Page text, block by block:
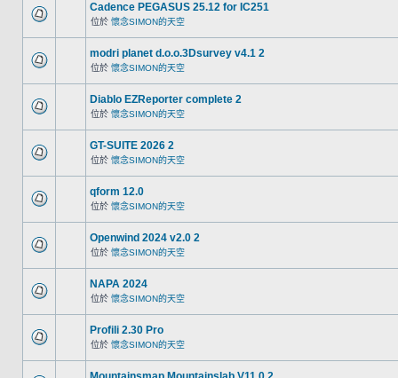
Cadence PEGASUS 25.12 for IC251
位於 懷念SIMON的天空
modri planet d.o.o.3Dsurvey v4.1 2
位於 懷念SIMON的天空
Diablo EZReporter complete 2
位於 懷念SIMON的天空
GT-SUITE 2026 2
位於 懷念SIMON的天空
qform 12.0
位於 懷念SIMON的天空
Openwind 2024 v2.0 2
位於 懷念SIMON的天空
NAPA 2024
位於 懷念SIMON的天空
Profili 2.30 Pro
位於 懷念SIMON的天空